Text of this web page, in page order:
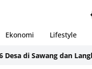
Ekonomi Lifestyle
di Sawang dan